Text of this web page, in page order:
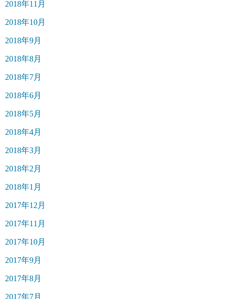
2018年11月
2018年10月
2018年9月
2018年8月
2018年7月
2018年6月
2018年5月
2018年4月
2018年3月
2018年2月
2018年1月
2017年12月
2017年11月
2017年10月
2017年9月
2017年8月
2017年7月